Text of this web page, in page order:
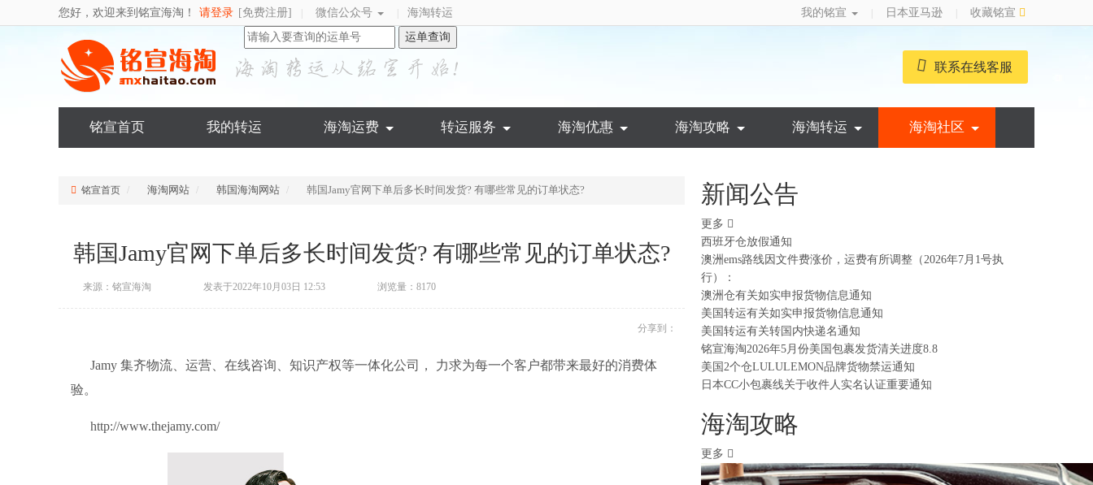
您好，欢迎来到铭宣海淘！ 请登录 [免费注册] 微信公众号 海淘转运 我的铭宣 日本亚马逊
收藏铭宣
运单查询
联系在线客服
铭宣首页 我的转运 海淘运费 转运服务 海淘优惠 海淘攻略 海淘转运 海淘社区
铭宣首页 海淘网站 韩国海淘网站 韩国Jamy官网下单后多长时间发货? 有哪些常见的订单状态?
韩国Jamy官网下单后多长时间发货? 有哪些常见的订单状态?
来源：铭宣海淘 发表于2022年10月03日 12:53 浏览量：8170
分享到：
Jamy 集齐物流、运营、在线咨询、知识产权等一体化公司， 力求为每一个客户都带来最好的消费体
验。
http://www.thejamy.com/
新闻公告
更多
西班牙仓放假通知
澳洲ems路线因文件费涨价，运费有所调整（2026年7月1号执
行）：
澳洲仓有关如实申报货物信息通知
美国转运有关如实申报货物信息通知
美国转运有关转国内快递名通知
铭宣海淘2026年5月份美国包裹发货清关进度8.8
美国2个仓LULULEMON品牌货物禁运通知
日本CC小包裹线关于收件人实名认证重要通知
海淘攻略
更多